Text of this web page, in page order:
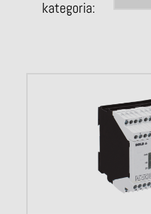
kategoria: